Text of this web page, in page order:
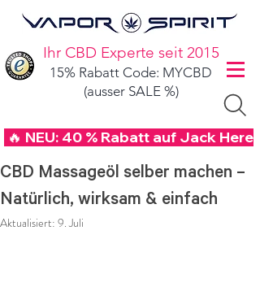
Ihr CBD Experte seit 2015
15% Rabatt Code: MYCBD
(ausser SALE %)
🔥 NEU: 40 % Rabatt auf Jack
CBD Massageöl selber machen –
Natürlich, wirksam & einfach
Aktualisiert: 9. Juli